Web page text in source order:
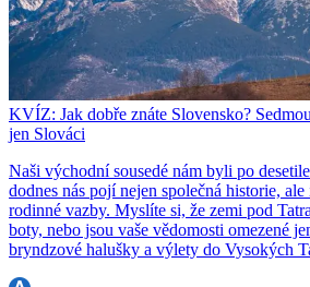
KVÍZ: Jak dobře znáte Slovensko?
jen Slováci
Naši východní sousedé nám byli po
dodnes nás pojí nejen společná historie,
rodinné vazby. Myslíte si, že zemi pod
boty, nebo jsou vaše vědomosti omezené
bryndzové halušky a výlety do Vysokých